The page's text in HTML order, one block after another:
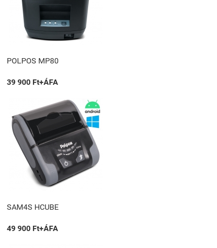
POLPOS MP80
39 900 Ft+ÁFA
SAM4S HCUBE
49 900 Ft+ÁFA